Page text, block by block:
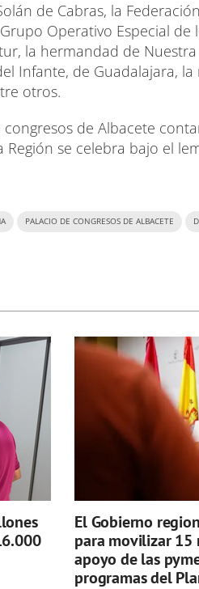
de Cabras, la
Operativo Especial de
la hermandad de Nuestra
Infante, de Guadalajara,
otros.
de Albacete
se celebra bajo el
PALACIO DE CONGRESOS DE ALBACETE
El Gobierno
para movilizar 15
apoyo de las
programas del